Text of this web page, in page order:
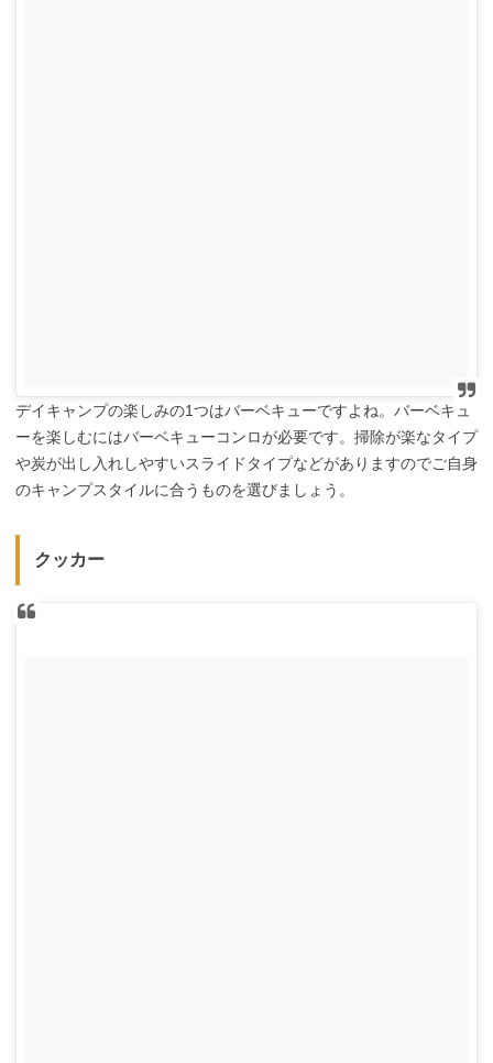
デイキャンプの楽しみの1つはバーベキューですよね。バーベキュ
ーを楽しむにはバーベキューコンロが必要です。掃除が楽なタイプ
や炭が出し入れしやすいスライドタイプなどがありますのでご自身
のキャンプスタイルに合うものを選びましょう。
クッカー